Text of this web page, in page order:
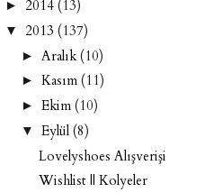
► 2014 (13)
▼ 2013 (137)
► Aralık (10)
► Kasım (11)
► Ekim (10)
▼ Eylül (8)
Lovelyshoes Alışverişi
Wishlist || Kolyeler